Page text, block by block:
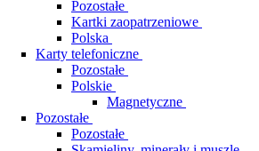
Pozostałe
Kartki zaopatrzeniowe
Polska
Karty telefoniczne
Pozostałe
Polskie
Magnetyczne
Pozostałe
Pozostałe